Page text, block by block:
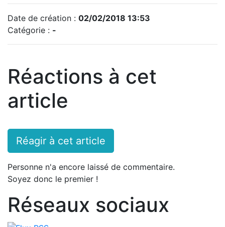
Date de création : 02/02/2018 13:53
Catégorie : -
Réactions à cet
article
Réagir à cet article
Personne n'a encore laissé de commentaire.
Soyez donc le premier !
Réseaux sociaux